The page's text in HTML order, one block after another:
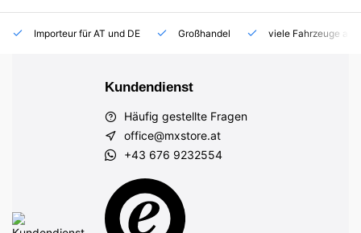
Importeur für AT und DE Großhandel viele Fahrzeuge auf
Kundendienst
Häufig gestellte Fragen
office@mxstore.at
+43 676 9232554